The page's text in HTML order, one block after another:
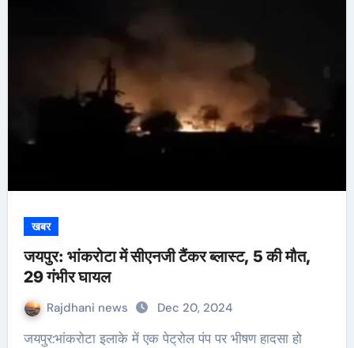
खबर
जयपुर: भांकरोटा में सीएनजी टैंकर ब्लास्ट, 5 की मौत,
29 गंभीर घायल
Rajdhani news Dec 20, 2024
जयपुर:भांकरोटा इलाके में एक पेट्रोल पंप पर भीषण हादसा हो